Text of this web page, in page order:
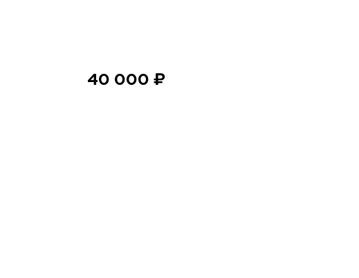
40 000 ₽